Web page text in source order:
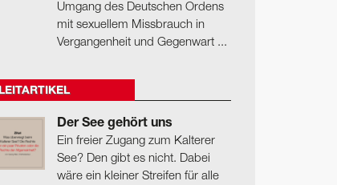
Umgang des Deutschen Ordens
mit sexuellem Missbrauch in
Vergangenheit und Gegenwart ...
LEITARTIKEL
Der See gehört uns
Ein freier Zugang zum Kalterer
See? Den gibt es nicht. Dabei
wäre ein kleiner Streifen für alle